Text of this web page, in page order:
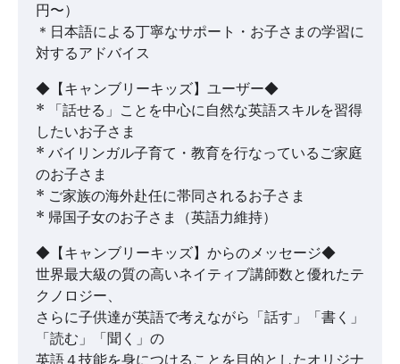
円〜）
＊日本語による丁寧なサポート・お子さまの学習に
対するアドバイス
◆【キャンブリーキッズ】ユーザー◆
* 「話せる」ことを中心に自然な英語スキルを習得
したいお子さま
* バイリンガル子育て・教育を行なっているご家庭
のお子さま
* ご家族の海外赴任に帯同されるお子さま
* 帰国子女のお子さま（英語力維持）
◆【キャンブリーキッズ】からのメッセージ◆
世界最大級の質の高いネイティブ講師数と優れたテ
クノロジー、
さらに子供達が英語で考えながら「話す」「書く」
「読む」「聞く」の
英語４技能を身につけることを目的としたオリジナ